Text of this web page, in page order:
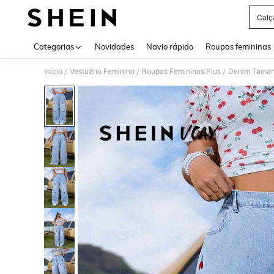
Categorias Novidades Navio rápido Roupas femininas
Início / Vestuário Feminino / Roupas Femininas Plus / Denim